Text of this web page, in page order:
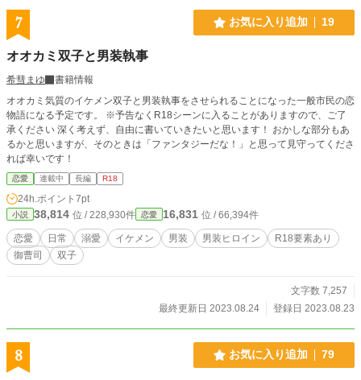
7 お気に入り追加 19
オオカミ双子と男装執事
希彗まゆ
書籍情報
オオカミ気質のイケメン双子と男装執事をさせられることになった一般市民の恋
物語になる予定です。 ※予告なくR18シーンに入ることがありますので、ご了
承ください 深く考えず、自由に書いていきたいと思います！ おかしな部分もあ
るかと思いますが、そのときは「ファンタジーだな！」と思って見守ってくださ
れば幸いです！
恋愛 連載中 長編 R18
24h.ポイント 7pt
小説 38,814 位 / 228,930件 恋愛 16,831 位 / 66,394件
恋愛 日常 溺愛 イケメン 男装 男装ヒロイン
R18要素あり
御曹司
双子
文字数 7,257
最終更新日 2023.08.24
登録日 2023.08.23
8 お気に入り追加 79